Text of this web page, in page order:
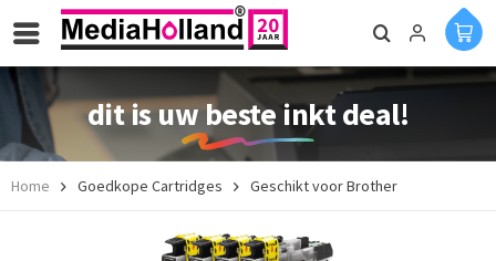
dit is uw beste inkt deal!
Home Goedkope Cartridges Geschikt voor Brother